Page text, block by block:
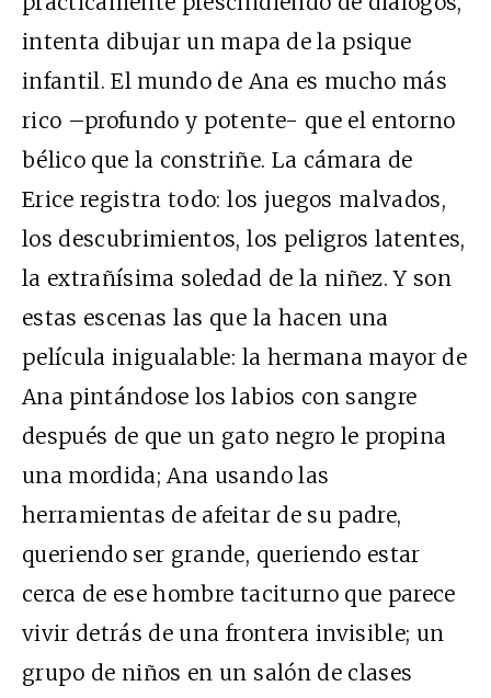
intenta dibujar un mapa de la psique
infantil. El mundo de Ana es mucho más
rico –profundo y potente- que el entorno
bélico que la constriñe. La cámara de
Erice registra todo: los juegos malvados,
los descubrimientos, los peligros latentes,
la extrañísima soledad de la niñez. Y son
estas escenas las que la hacen una
película inigualable: la hermana mayor de
Ana pintándose los labios con sangre
después de que un gato negro le propina
una mordida; Ana usando las
herramientas de afeitar de su padre,
queriendo ser grande, queriendo estar
cerca de ese hombre taciturno que parece
vivir detrás de una frontera invisible; un
grupo de niños en un salón de clases